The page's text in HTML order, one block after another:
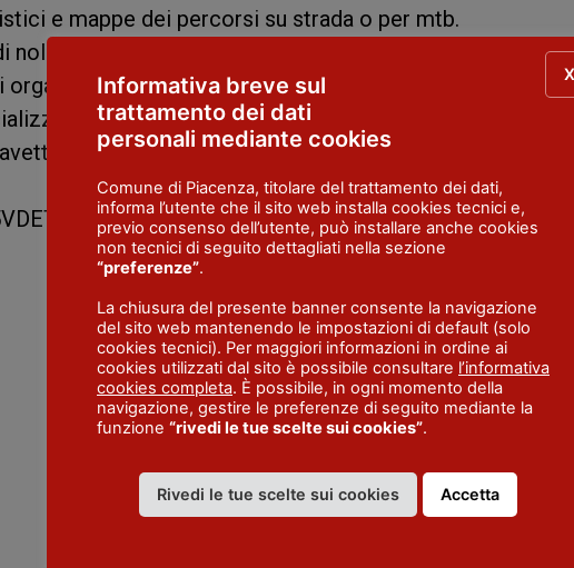
e mappe dei percorsi su strada o per mtb.
noleggio biciclette assistite in negozi specializzati.
organizzare tour in bici (strada o mtb) con guida
partendo da La Cinghialina.
Informativa breve sul
trattamento dei dati
personali mediante cookies
Comune di Piacenza, titolare del trattamento dei dati,
informa l’utente che il sito web installa cookies tecnici e,
previo consenso dell’utente, può installare anche cookies
non tecnici di seguito dettagliati nella sezione
“preferenze”.
La chiusura del presente banner consente la navigazione
del sito web mantenendo le impostazioni di default (solo
cookies tecnici). Per maggiori informazioni in ordine ai
cookies utilizzati dal sito è possibile consultare l’informativa
cookies completa. È possibile, in ogni momento della
navigazione, gestire le preferenze di seguito mediante la
funzione “rivedi le tue scelte sui cookies”.
Rivedi le tue scelte sui cookies Accetta
X